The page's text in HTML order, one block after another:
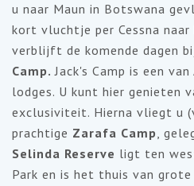
u naar Maun in Botswana
kort vluchtje per Cessna naar
verblijft de komende dagen
Camp.Jack's Camp is een van
lodges. U kunt hier genieten
exclusiviteit. Hierna vliegt u
prachtige Zarafa Camp,
Selinda Reserve ligt ten
Park en is het thuis van